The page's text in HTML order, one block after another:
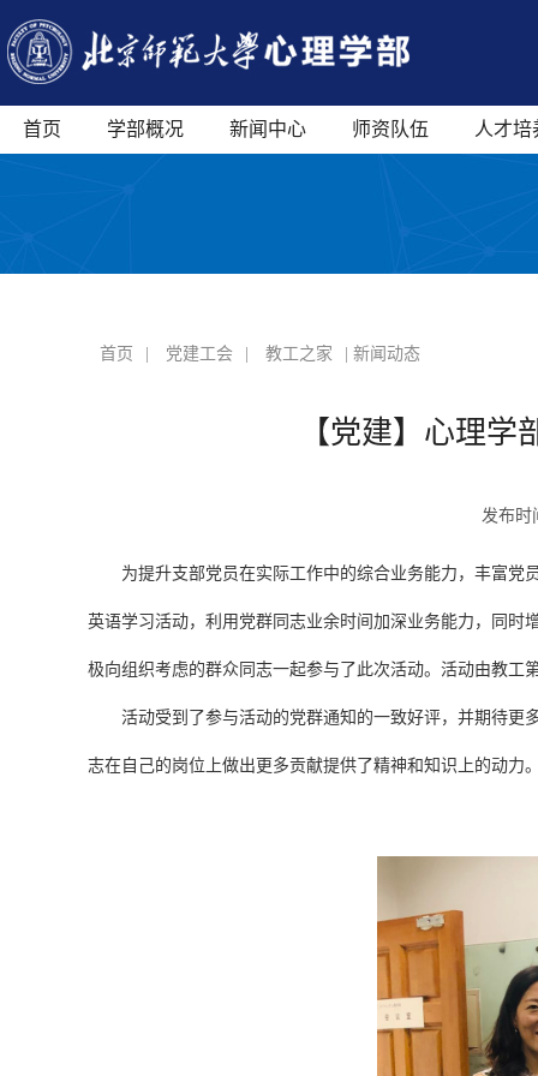
首页 学部概况 新闻中心 师资队伍 人才培
首页 党建工会 教工之家 | 新闻动态
【党建】心理
发布
为提升支部党员在实际工作中的综合业务能力，丰富党
英语学习活动，利用党群同志业余时间加深业务能力，同时
极向组织考虑的群众同志一起参与了此次活动。活动由教
活动受到了参与活动的党群通知的一致好评，并期待更
志在自己的岗位上做出更多贡献提供了精神和知识上的动力